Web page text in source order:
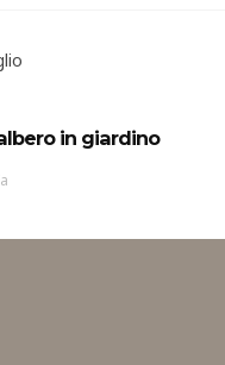
in giardino